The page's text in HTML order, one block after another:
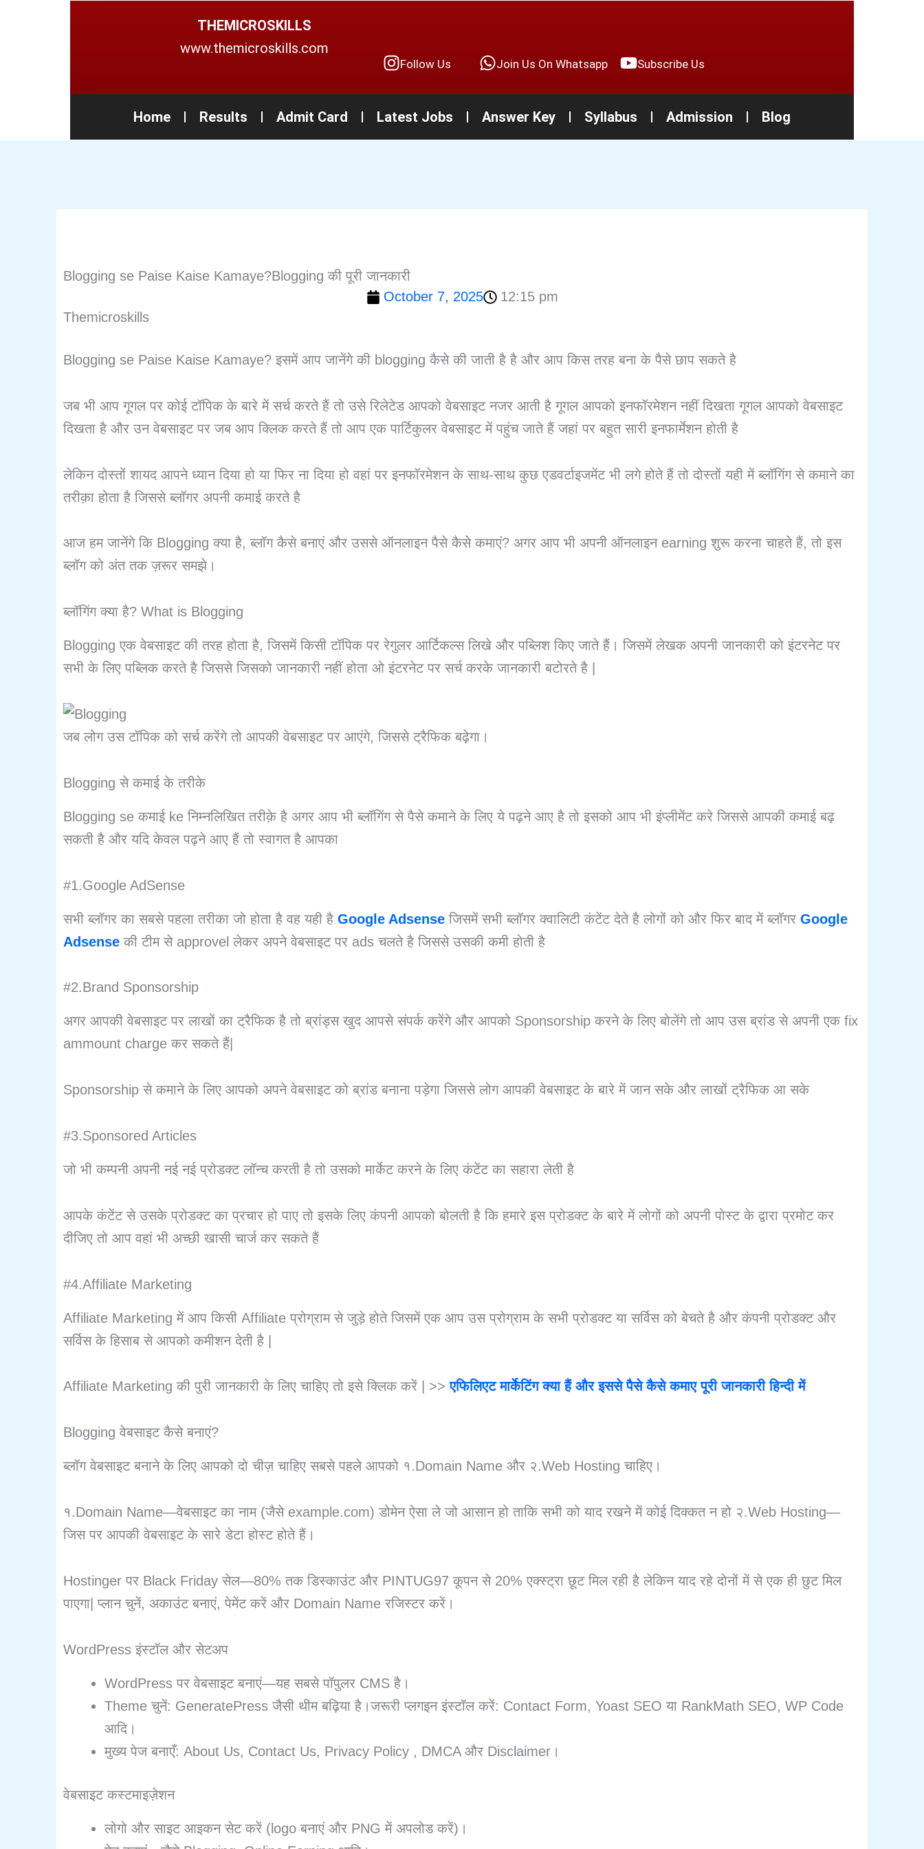
THEMICROSKILLS
www.themicroskills.com
Follow Us Join Us On Whatsapp Subscribe Us
Home Results Admit Card Latest Jobs Answer Key Syllabus Admission Blog
Blogging se Paise Kaise Kamaye?Blogging की पूरी जानकारी
October 7, 2025
12:15 pm
Themicroskills
Blogging se Paise Kaise Kamaye? इसमें आप जानेंगे की blogging कैसे की जाती है है और आप किस तरह बना के पैसे छाप सकते है
जब भी आप गूगल पर कोई टॉपिक के बारे में सर्च करते हैं तो उसे रिलेटेड आपको वेबसाइट नजर आती है गूगल आपको इनफॉरमेशन नहीं दिखता गूगल आपको वेबसाइट
दिखता है और उन वेबसाइट पर जब आप क्लिक करते हैं तो आप एक पार्टिकुलर वेबसाइट में पहुंच जाते हैं जहां पर बहुत सारी इनफार्मेशन होती है
लेकिन दोस्तों शायद आपने ध्यान दिया हो या फिर ना दिया हो वहां पर इनफॉरमेशन के साथ-साथ कुछ एडवर्टाइजमेंट भी लगे होते हैं तो दोस्तों यही में ब्लॉगिंग से कमाने का
तरीक़ा होता है जिससे ब्लॉगर अपनी कमाई करते है
आज हम जानेंगे कि Blogging क्या है, ब्लॉग कैसे बनाएं और उससे ऑनलाइन पैसे कैसे कमाएं? अगर आप भी अपनी ऑनलाइन earning शुरू करना चाहते हैं, तो इस
ब्लॉग को अंत तक ज़रूर समझे।
ब्लॉगिंग क्या है? What is Blogging
Blogging एक वेबसाइट की तरह होता है, जिसमें किसी टॉपिक पर रेगुलर आर्टिकल्स लिखे और पब्लिश किए जाते हैं। जिसमें लेखक अपनी जानकारी को इंटरनेट पर
सभी के लिए पब्लिक करते है जिससे जिसको जानकारी नहीं होता ओ इंटरनेट पर सर्च करके जानकारी बटोरते है |
जब लोग उस टॉपिक को सर्च करेंगे तो आपकी वेबसाइट पर आएंगे, जिससे ट्रैफिक बढ़ेगा।
Blogging से कमाई के तरीके
Blogging se कमाई ke निम्नलिखित तरीक़े है अगर आप भी ब्लॉगिंग से पैसे कमाने के लिए ये पढ़ने आए है तो इसको आप भी इंप्लीमेंट करे जिससे आपकी कमाई बढ़
सकती है और यदि केवल पढ़ने आए हैं तो स्वागत है आपका
#1.Google AdSense
सभी ब्लॉगर का सबसे पहला तरीका जो होता है वह यही है Google Adsense जिसमें सभी ब्लॉगर क्वालिटी कंटेंट देते है लोगों को और फिर बाद में ब्लॉगर Google
Adsense की टीम से approvel लेकर अपने वेबसाइट पर ads चलते है जिससे उसकी कमी होती है
#2.Brand Sponsorship
अगर आपकी वेबसाइट पर लाखों का ट्रैफिक है तो ब्रांड्स खुद आपसे संपर्क करेंगे और आपको Sponsorship करने के लिए बोलेंगे तो आप उस ब्रांड से अपनी एक fix
ammount charge कर सकते हैं|
Sponsorship से कमाने के लिए आपको अपने वेबसाइट को ब्रांड बनाना पड़ेगा जिससे लोग आपकी वेबसाइट के बारे में जान सके और लाखों ट्रैफिक आ सके
#3.Sponsored Articles
जो भी कम्पनी अपनी नई नई प्रोडक्ट लॉन्च करती है तो उसको मार्केट करने के लिए कंटेंट का सहारा लेती है
आपके कंटेंट से उसके प्रोडक्ट का प्रचार हो पाए तो इसके लिए कंपनी आपको बोलती है कि हमारे इस प्रोडक्ट के बारे में लोगों को अपनी पोस्ट के द्वारा प्रमोट कर
दीजिए तो आप वहां भी अच्छी खासी चार्ज कर सकते हैं
#4.Affiliate Marketing
Affiliate Marketing में आप किसी Affiliate प्रोग्राम से जुड़े होते जिसमें एक आप उस प्रोग्राम के सभी प्रोडक्ट या सर्विस को बेचते है और कंपनी प्रोडक्ट और
सर्विस के हिसाब से आपको कमीशन देती है |
Affiliate Marketing की पुरी जानकारी के लिए चाहिए तो इसे क्लिक करें | >>एफिलिएट मार्केटिंग क्या हैं और इससे पैसे कैसे कमाए पूरी जानकारी हिन्दी में
Blogging वेबसाइट कैसे बनाएं?
ब्लॉग वेबसाइट बनाने के लिए आपको दो चीज़ चाहिए सबसे पहले आपको १.Domain Name और २.Web Hosting चाहिए।
१.Domain Name—वेबसाइट का नाम (जैसे example.com) डोमेन ऐसा ले जो आसान हो ताकि सभी को याद रखने में कोई दिक्कत न हो २.Web Hosting—
जिस पर आपकी वेबसाइट के सारे डेटा होस्ट होते हैं।
Hostinger पर Black Friday सेल—80% तक डिस्काउंट और PINTUG97 कूपन से 20% एक्स्ट्रा छूट मिल रही है लेकिन याद रहे दोनों में से एक ही छुट मिल
पाएगा| प्लान चुनें, अकाउंट बनाएं, पेमेंट करें और Domain Name रजिस्टर करें।
WordPress इंस्टॉल और सेटअप
WordPress पर वेबसाइट बनाएं—यह सबसे पॉपुलर CMS है।
Theme चुनें: GeneratePress जैसी थीम बढ़िया है।जरूरी प्लगइन इंस्टॉल करें: Contact Form, Yoast SEO या RankMath SEO, WP Code
आदि।
मुख्य पेज बनाएँ: About Us, Contact Us, Privacy Policy , DMCA और Disclaimer।
वेबसाइट कस्टमाइज़ेशन
लोगो और साइट आइकन सेट करें (logo बनाएं और PNG में अपलोड करें)।